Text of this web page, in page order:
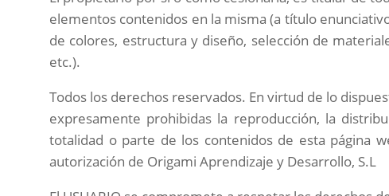
elementos contenidos en la misma (a título
de colores, estructura y diseño, selección de
etc.).
Todos los derechos reservados. En virtud de lo
expresamente prohibidas la reproducción, la
totalidad o parte de los contenidos de esta página
autorización de Origami Aprendizaje y Desarrollo, S.L